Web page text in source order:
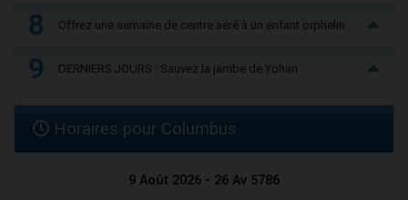
8 Offrez une semaine de centre aéré à un enfant orphelin
9 DERNIERS JOURS : Sauvez la jambe de Yohan
Horaires pour Columbus
9 Août 2026 - 26 Av 5786